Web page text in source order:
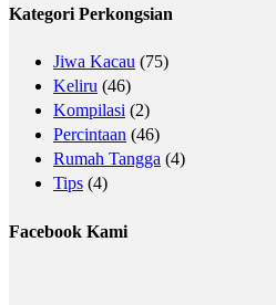
Kategori Perkongsian
Jiwa Kacau (75)
Keliru (46)
Kompilasi (2)
Percintaan (46)
Rumah Tangga (4)
Tips (4)
Facebook Kami